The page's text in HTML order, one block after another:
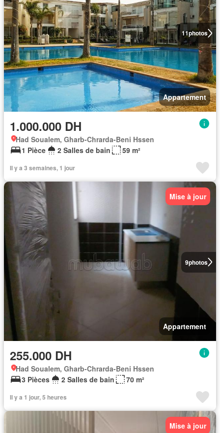
11photos
Appartement
1.000.000 DH
Had Soualem, Gharb-Chrarda-Beni Hssen
1 Pièce
2 Salles de bain 59 m²
Il y a 3 semaines, 1 jour
9photos
Mise à jour
Appartement
255.000 DH
Had Soualem, Gharb-Chrarda-Beni Hssen
3 Pièces
2 Salles de bain 70 m²
Il y a 1 jour, 5 heures
Mise à jour